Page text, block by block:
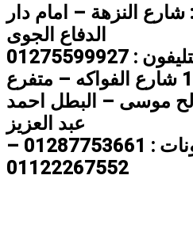
النزهة – امام دار
الدفاع الجوى
: 01275599927
فرع المهندسين : 13 شارع الفواكه – متفرع
موسى – البطل احمد
عبد العزيز
التليفونات : 01287753661 –
01122267552